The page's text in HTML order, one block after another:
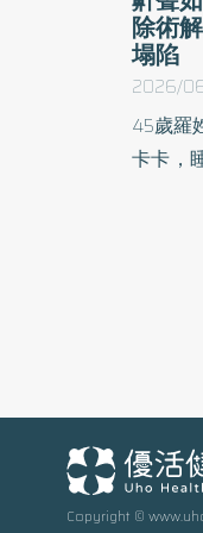
除術
塌陷
2026/
45歲羅
卡卡，
改善。 童綜合醫院耳⿐喉部陳世偉主任表⽰，睡
眠時打
睡眠品
鼾、睡
Copyright ©